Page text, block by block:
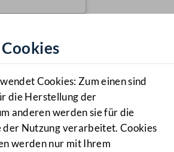
öffnen
Cookies: Zum einen sind
die Herstellung der
anderen werden sie für die
der Nutzung verarbeitet. Cookies
werden nur mit Ihrem